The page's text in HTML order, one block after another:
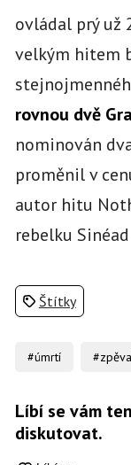
ovládal prý už
velkým hitem
rovnou dvě
nominován
proměnil v
autor hitu
rebelku Sinéad
Štítky
#úmrtí
Líbí se vám
diskutovat.